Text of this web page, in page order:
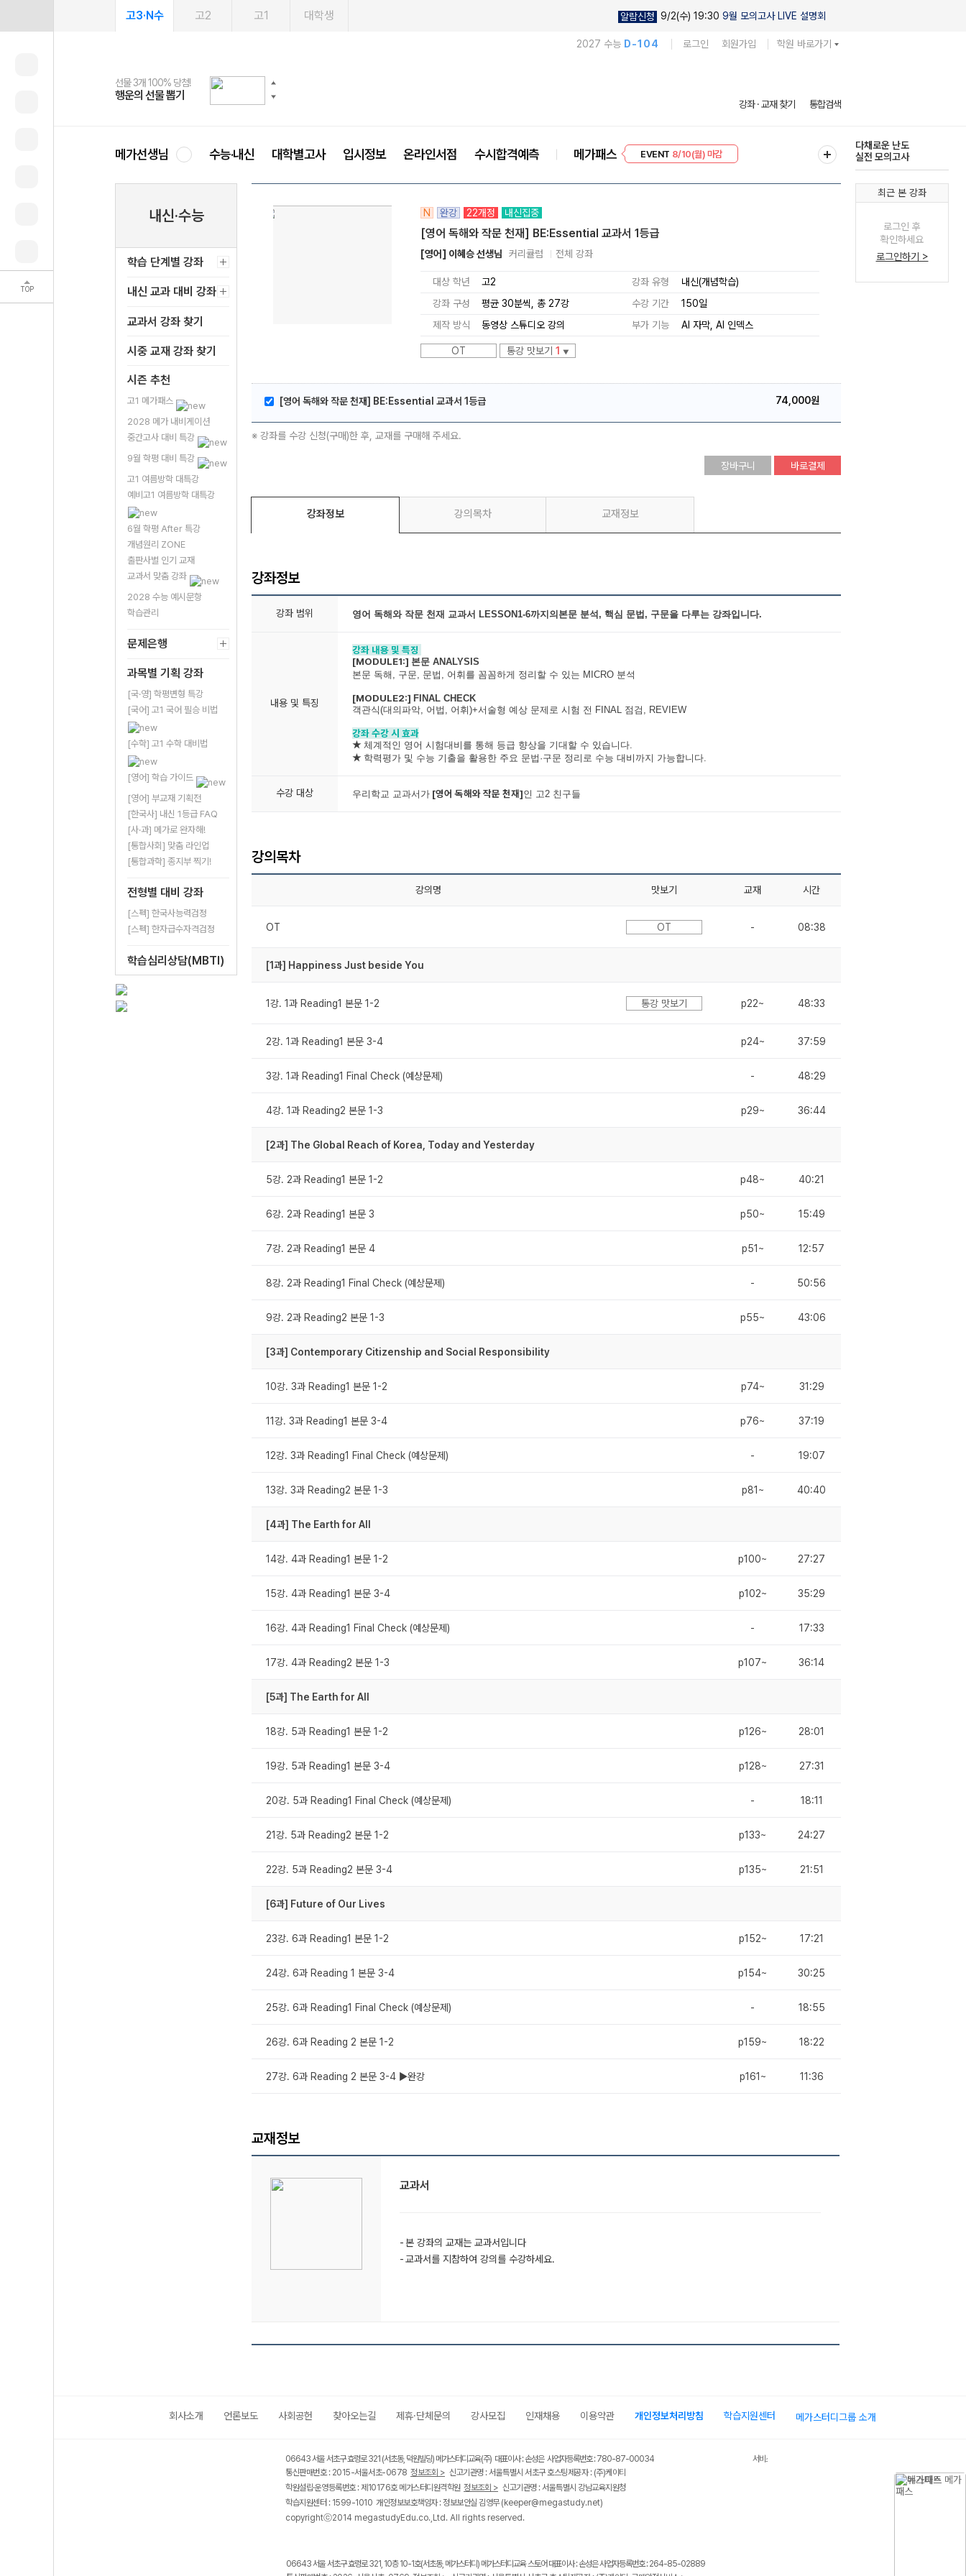
TOP
고3·N수 고2 고1 대학생 알람신청 9/2(수) 19:30 9월 모의고사 LIVE 설명회
2027 수능 D-104 로그인 회원가입 학원 바로가기
메가스터디
선물 3개 100% 당첨!
행운의 선물 뽑기
선물 100% 증정!
메가스터디 X 올리브
여름방학 스터디 캐시백
메가런 썸머스쿨
2027 러셀 단과
강사 공개선발
스마트러닝앱
설문 EVENT
메가패스
3일 무료 체험권
메가패스 수강생 무료혜택!
메가클럽 멤버십
사회공헌 캠페인
희망이룸 메가나눔
강좌 · 교재 찾기 통합검색
메가선생님 수능·내신 대학별고사 입시정보 온라인서점 수시합격예측 메가패스
EVENT 8/10(월) 마감
다채로운 난도
실전 모의고사
내신·수능
학습 단계별 강좌
내신 교과 대비 강좌
교과서 강좌 찾기
시중 교재 강좌 찾기
시즌 추천
고1 메가패스
2028 메가 내비게이션
중간고사 대비 특강
9월 학평 대비 특강
고1 여름방학 대특강
예비고1 여름방학 대특강
6월 학평 After 특강
개념원리 ZONE
출판사별 인기 교재
교과서 맞춤 강좌
2028 수능 예시문항
학습관리
문제은행
과목별 기획 강좌
[국·영] 학평변형 특강
[국어] 고1 국어 필승 비법
[수학] 고1 수학 대비법
[영어] 학습 가이드
[영어] 부교재 기획전
[한국사] 내신 1등급 FAQ
[사·과] 메가로 완자해!
[통합사회] 맞춤 라인업
[통합과학] 종지부 찍기!
전형별 대비 강좌
[스펙] 한국사능력검정
[스펙] 한자급수자격검정
학습심리상담(MBTI)
N 완강 22개정 내신집중
[영어 독해와 작문 천재] BE:Essential 교과서 1등급
[영어] 이혜승 선생님 커리큘럼 전체 강좌
대상 학년 고2 강좌 유형
내신(개념학습)
강좌 구성
평균 30분씩, 총 27강 수강 기간
150일
제작 방식
동영상 스튜디오 강의 부가 기능 AI 자막 AI 인덱스
OT 통강 맛보기 1 ▼
[영어 독해와 작문 천재] BE:Essential 교과서 1등급 74,000원
※ 강좌를 수강 신청(구매)한 후, 교재를 구매해 주세요.
장바구니 바로결제
강좌정보 강의목차 교재정보
강좌정보
강좌 범위 영어 독해와 작문 천재 교과서 LESSON1-6까지의본문 분석, 핵심 문법, 구문을 다루는 강좌입니다.
내용 및 특징
강좌 내용 및 특징
[MODULE1:] 본문 ANALYSIS
본문 독해, 구문, 문법, 어휘를 꼼꼼하게 정리할 수 있는 MICRO 분석
[MODULE2:] FINAL CHECK
객관식(대의파악, 어법, 어휘)+서술형 예상 문제로 시험 전 FINAL 점검, REVIEW
강좌 수강 시 효과
★ 체계적인 영어 시험대비를 통해 등급 향상을 기대할 수 있습니다.
★ 학력평가 및 수능 기출을 활용한 주요 문법·구문 정리로 수능 대비까지 가능합니다.
수강 대상 우리학교 교과서가 [영어 독해와 작문 천재]인 고2 친구들
강의목차
강의명 맛보기 교재 시간
OT OT - 08:38
[1과] Happiness Just beside You
1강. 1과 Reading1 본문 1-2 통강 맛보기 p22~ 48:33
2강. 1과 Reading1 본문 3-4 p24~ 37:59
3강. 1과 Reading1 Final Check (예상문제) - 48:29
4강. 1과 Reading2 본문 1-3 p29~ 36:44
[2과] The Global Reach of Korea, Today and Yesterday
5강. 2과 Reading1 본문 1-2 p48~ 40:21
6강. 2과 Reading1 본문 3 p50~ 15:49
7강. 2과 Reading1 본문 4 p51~ 12:57
8강. 2과 Reading1 Final Check (예상문제) - 50:56
9강. 2과 Reading2 본문 1-3 p55~ 43:06
[3과] Contemporary Citizenship and Social Responsibility
10강. 3과 Reading1 본문 1-2 p74~ 31:29
11강. 3과 Reading1 본문 3-4 p76~ 37:19
12강. 3과 Reading1 Final Check (예상문제) - 19:07
13강. 3과 Reading2 본문 1-3 p81~ 40:40
[4과] The Earth for All
14강. 4과 Reading1 본문 1-2 p100~ 27:27
15강. 4과 Reading1 본문 3-4 p102~ 35:29
16강. 4과 Reading1 Final Check (예상문제) - 17:33
17강. 4과 Reading2 본문 1-3 p107~ 36:14
[5과] The Earth for All
18강. 5과 Reading1 본문 1-2 p126~ 28:01
19강. 5과 Reading1 본문 3-4 p128~ 27:31
20강. 5과 Reading1 Final Check (예상문제) - 18:11
21강. 5과 Reading2 본문 1-2 p133~ 24:27
22강. 5과 Reading2 본문 3-4 p135~ 21:51
[6과] Future of Our Lives
23강. 6과 Reading1 본문 1-2 p152~ 17:21
24강. 6과 Reading 1 본문 3-4 p154~ 30:25
25강. 6과 Reading1 Final Check (예상문제) - 18:55
26강. 6과 Reading 2 본문 1-2 p159~ 18:22
27강. 6과 Reading 2 본문 3-4 ▶완강 p161~ 11:36
교재정보
교과서
본 강좌의 교재는 교과서입니다
교과서를 지참하여 강의를 수강하세요.
최근 본 강좌
로그인 후
확인하세요
로그인하기 >
회사소개 언론보도 사회공헌 찾아오는길 제휴·단체문의 강사모집 인재채용 이용약관 개인정보처리방침 학습지원센터 메가스터디그룹 소개
06643 서울 서초구 효령로 321 (서초동, 덕원빌딩) 메가스터디교육(주) 대표이사 : 손성은 사업자등록번호 : 780-87-00034
통신판매번호 : 2015-서울서초-0678 정보조회 > 신고기관명 : 서울특별시 서초구 호스팅제공자 : (주)케이티
학원설립·운영등록번호 : 제10176호 메가스터디원격학원 정보조회 > 신고기관명 : 서울특별시 강남교육지원청
학습지원센터 : 1599-1010 개인정보보호책임자 : 정보보안실 김영무(keeper@megastudy.net)
copyrightⓒ2014 megastudyEdu.co.,Ltd. All rights reserved.
서비스 가입사실 확인
06643 서울 서초구 효령로 321, 10층 10-1호(서초동, 메가스터디) 메가스터디교육 스토어 대표이사 : 손성은 사업자등록번호 : 264-85-02889